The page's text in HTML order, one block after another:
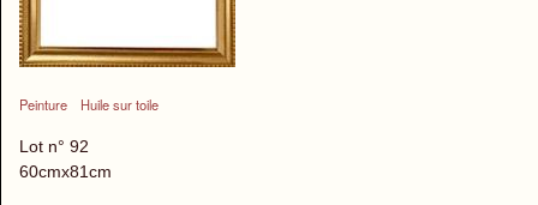
Peinture Huile sur toile
Lot n° 92
60cmx81cm